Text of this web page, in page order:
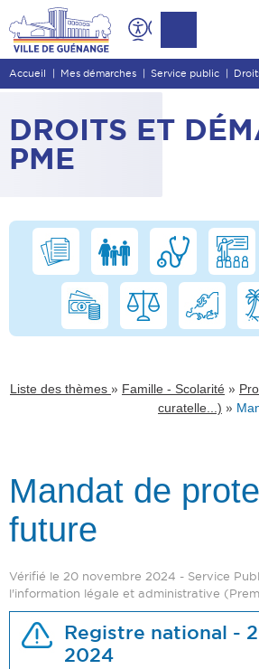
Contenu
Entête de page
Menu principal
Pied de page
Accueil Mes démarches Service public
DROITS ET
PME
Liste des thèmes » Famille - Scolarité »
curatelle...) »
Mandat de
future
Vérifié le 20 novembre 2024 - Service
l'information légale et administrative
Registre national -
2024